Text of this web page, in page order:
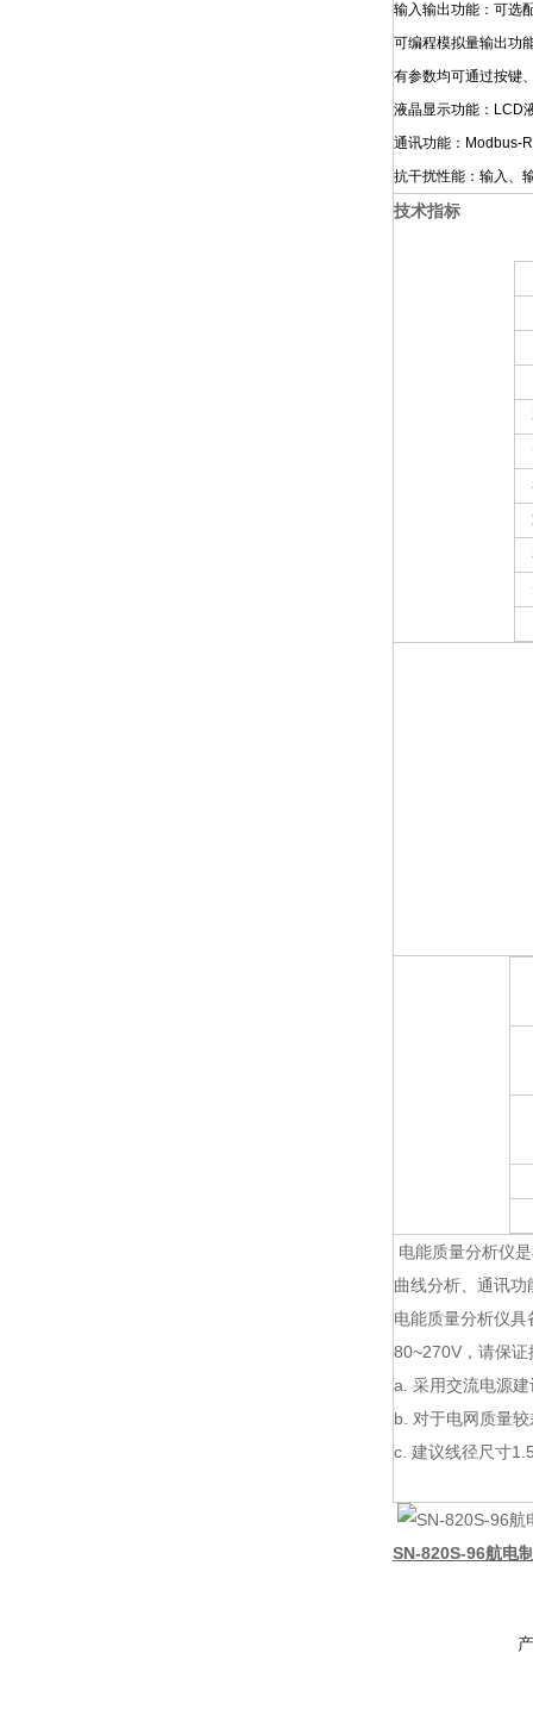
输入输出功能：可选
可编程模拟量输出功
有参数均可通过按键
液晶显示功能：LCD
通讯功能：Modbus-
抗干扰性能：输入、
技术指标
电能质量分析仪
曲线分析、通讯
电能质量分析仪
80~270V，请保
a. 采用交流电源
b. 对于电网质量
c. 建议线径尺寸
SN-820S-96航电